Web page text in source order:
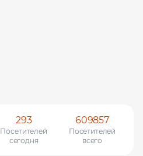
293
Посетителей
сегодня
609857
Посетителей
всего